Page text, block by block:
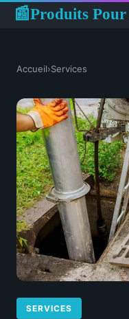
📰Produits
Accueil›Services
SERVICES